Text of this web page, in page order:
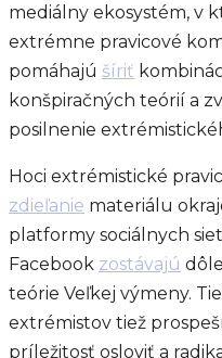
mediálny ekosystém, v
extrémne pravicové
pomáhajú šíriť
konšpiračných teórií a
posilnenie
Hoci extrémistické
zdieľanie materiálu
platformy sociálnych
Facebook zostávajú
teórie Veľkej výmeny.
extrémistov tiež
príležitosť osloviť a